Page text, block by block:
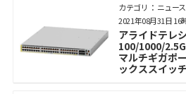
カテゴリ： ニュー
アライドテレシ
100/1000/
マルチギガポ
ックススイッ
など2製品を9
2021年08月31日 16